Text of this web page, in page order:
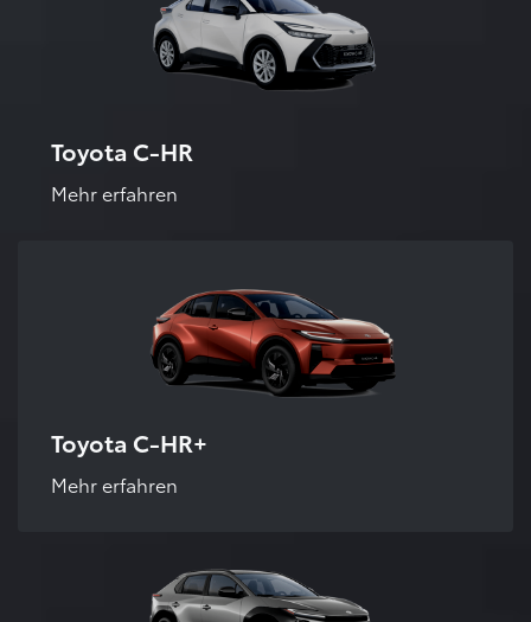
Toyota C-HR
Mehr erfahren
Toyota C-HR+
Mehr erfahren